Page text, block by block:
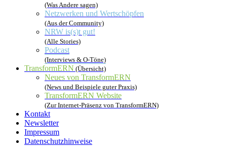
(Was Andere sagen)
Netzwerken und Wertschöpfen
(Aus der Community)
NRW is(s)t gut!
(Alle Stories)
Podcast
(Interviews & O-Töne)
TransformERN (Übersicht)
Neues von TransformERN
(News und Beispiele guter Praxis)
TransformERN Website
(Zur Internet-Präsenz von TransformERN)
Kontakt
Newsletter
Impressum
Datenschutzhinweise